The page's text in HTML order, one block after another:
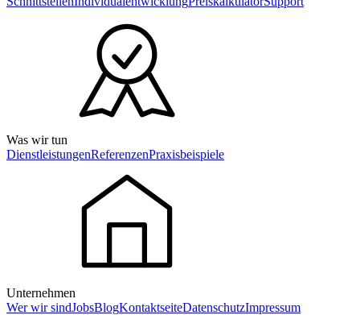
Was wir tun
DienstleistungenReferenzenPraxisbeispiele
Unternehmen
Wer wir sindJobsBlogKontaktseiteDatenschutzImpressum